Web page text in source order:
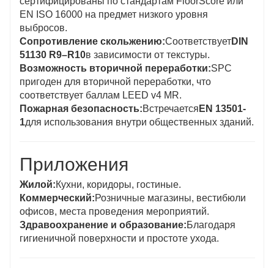
EN ISO 16000 на предмет низкого уровня
выбросов.
Сопротивление скольжению:СоответствуетDIN
51130 R9–R10в зависимости от текстуры.
Возможность вторичной переработки:SPC
пригоден для вторичной переработки, что
соответствует баллам LEED v4 MR.
Пожарная безопасность:Встречается EN 13501-
1для использования внутри общественных зданий.
Приложения
Жилой:Кухни, коридоры, гостиные.
Коммерческий:Розничные магазины, вестибюли
офисов, места проведения мероприятий.
Здравоохранение и образование:Благодаря
гигиеничной поверхности и простоте ухода.